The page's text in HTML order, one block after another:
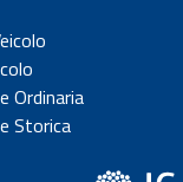
Ordinaria
Storica